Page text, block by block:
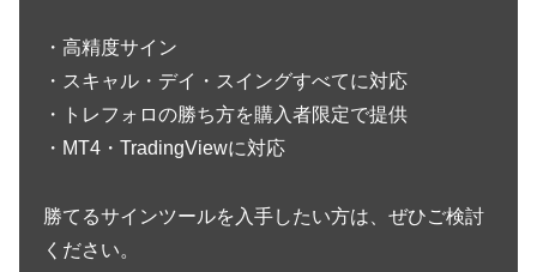
・高精度サイン
・スキャル・デイ・スイングすべてに対応
・トレフォロの勝ち方を購入者限定で提供
・MT4・TradingViewに対応
勝てるサインツールを入手したい方は、ぜひご検討
ください。